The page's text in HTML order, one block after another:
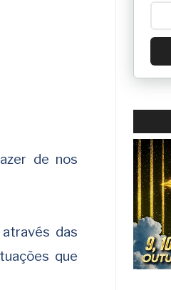
de nos
das
que